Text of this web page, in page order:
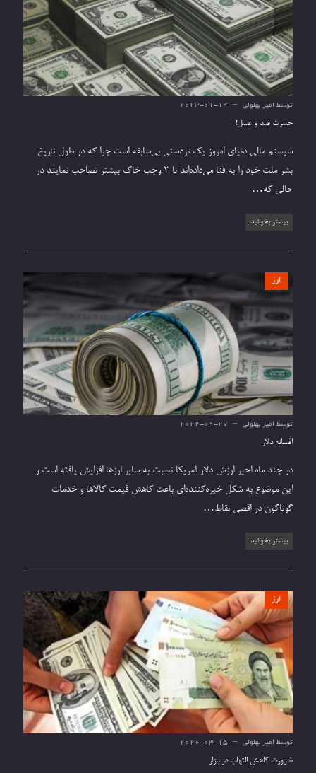
توسط امیر بهلولی 2023-01-14
حسرت قند و عسل!
سیستم مالی دنیای امروز یک تردستی بی‌سابقه است چرا که در طول تاریخ
بشر ملت خود را به فنا می‌داده‌اند تا 2 وجب خاک بیشتر تصاحب نمایند در
حالی که…
بیشتر بخوانید
ارز
توسط امیر بهلولی 2022-09-27
افسانه دلار
در چند ماه اخیر ارزش دلار آمریکا نسبت به سایر ارزها افزایش یافته است و
این موضوع به شکل خیره‌کننده‌ای باعث کاهش قیمت کالاها و خدمات
گوناگون در اقصی نقاط…
بیشتر بخوانید
ارز
توسط امیر بهلولی 2020-03-15
ضرورت کاهش التهاب در بازار